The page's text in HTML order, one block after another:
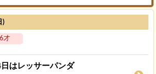
)
才
はレッサーパンダ